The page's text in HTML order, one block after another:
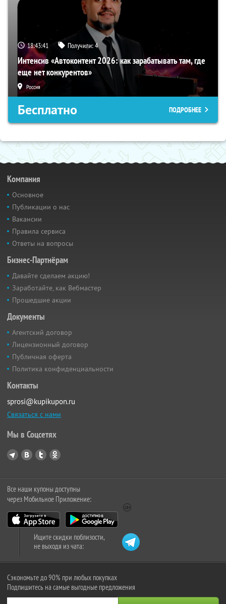
18:43:40 Получили:4
Интенсив «Автоконтент 2026: как зарабатывать там, где
еще нет конкурентов»
Россия
Бесплатно ПОДРОБНЕЕ
Компания
Основное
Публикации о нас
Вакансии
Правила сервиса
Ответы на вопросы
Бизнес-Партнёрам
Давайте сделаем акцию!
Заработайте, как Вебмастер
Прошедшие акции
Документы
Агентский договор
Лицензионный договор
Публичная оферта
Политика конфиденциальности
Контакты
sprosi@kupikupon.ru
Связаться с нами
Мы в Соцсетях
Все наши купоны доступны
через Мобильное Приложение:
Ищите скидки поблизости,
не выходя из чата:
Сэкономьте до 90% при любых покупках
Подпишитесь на самые выгодные предложения